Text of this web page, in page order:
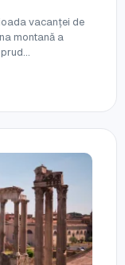
vacanței de
montană a